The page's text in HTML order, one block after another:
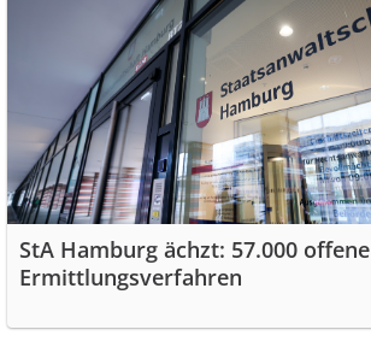
StA Hamburg ächzt: 57.000 offene
Ermittlungsverfahren